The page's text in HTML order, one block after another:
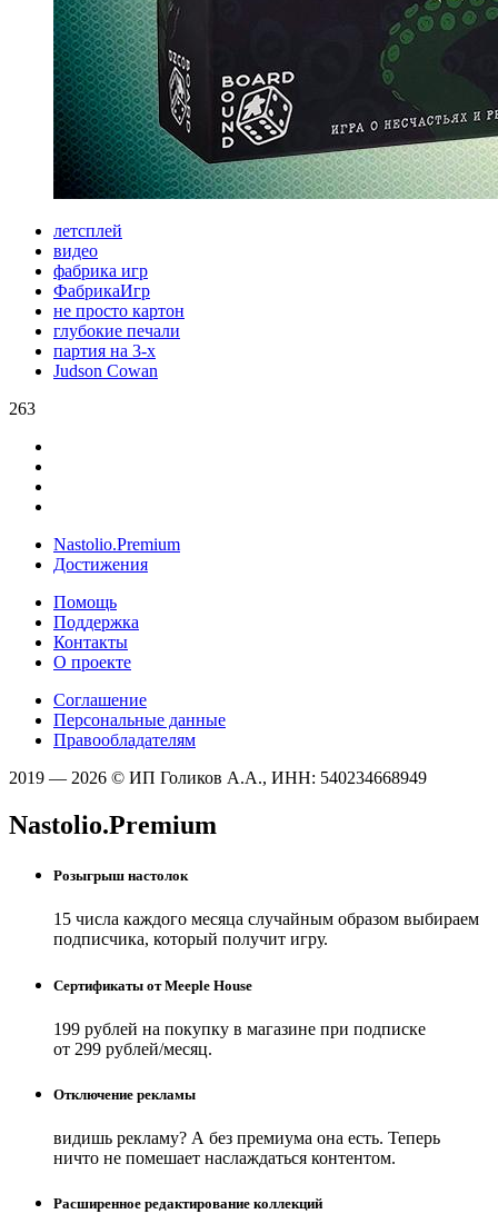
летсплей
видео
фабрика игр
ФабрикаИгр
не просто картон
глубокие печали
партия на 3-х
Judson Cowan
263
Nastolio.Premium
Достижения
Помощь
Поддержка
Контакты
О проекте
Соглашение
Персональные данные
Правообладателям
2019 — 2026 © ИП Голиков А.А., ИНН: 540234668949
Nastolio.Premium
Розыгрыш настолок
15 числа каждого месяца случайным образом выбираем
подписчика, который получит игру.
Сертификаты от Meeple House
199 рублей на покупку в магазине при подписке
от 299 рублей/месяц.
Отключение рекламы
видишь рекламу? А без премиума она есть. Теперь
ничто не помешает наслаждаться контентом.
Расширенное редактирование коллекций